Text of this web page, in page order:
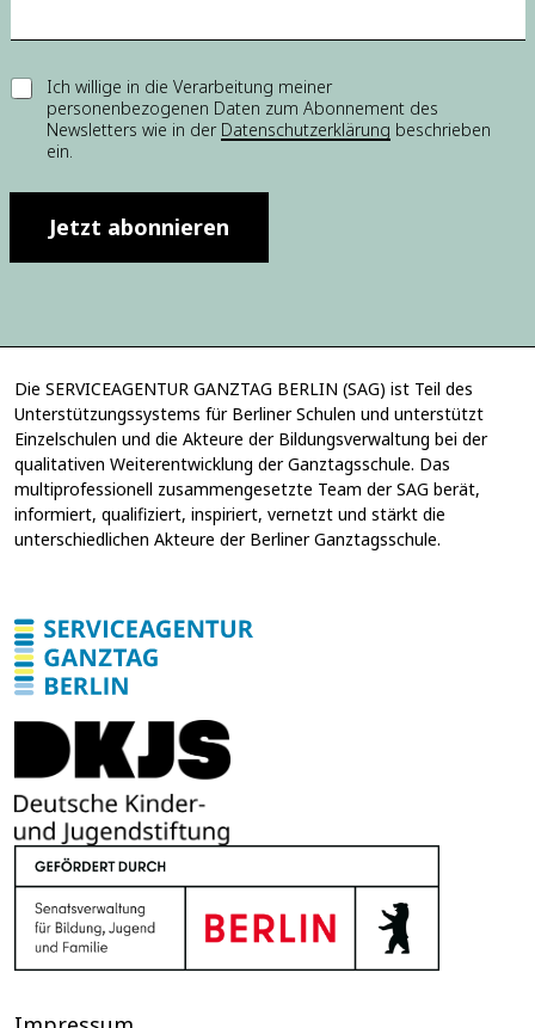
-
A
s
E
i
A
d
r
e
s
s
E
l
g
Ich willige in die Verarbeitung meiner
personenbezogenen Daten zum Abonnement des
Newsletters wie in der Datenschutzerklärung beschrieben
ein.
Jetzt abonnieren
Die SERVICEAGENTUR GANZTAG BERLIN (SAG) ist Teil des
Unterstützungssystems für Berliner Schulen und unterstützt
Einzelschulen und die Akteure der Bildungsverwaltung bei der
qualitativen Weiterentwicklung der Ganztagsschule. Das
multiprofessionell zusammengesetzte Team der SAG berät,
informiert, qualifiziert, inspiriert, vernetzt und stärkt die
unterschiedlichen Akteure der Berliner Ganztagsschule.